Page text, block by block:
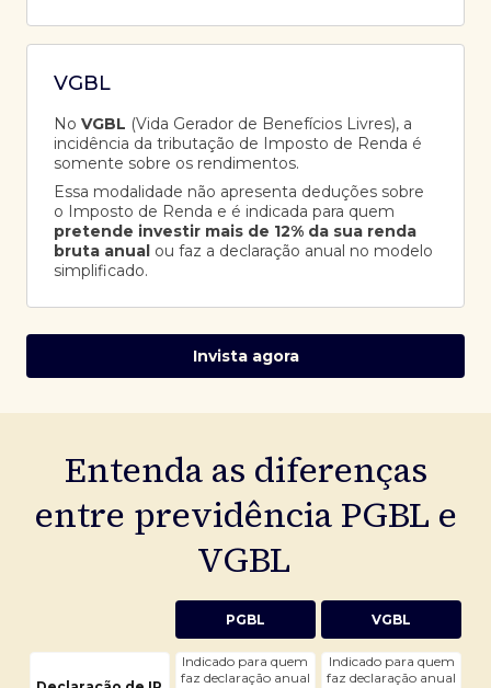
VGBL
No VGBL (Vida Gerador de Benefícios Livres), a
incidência da tributação de Imposto de Renda é
somente sobre os rendimentos.
Essa modalidade não apresenta deduções sobre
o Imposto de Renda e é indicada para quem
pretende investir mais de 12% da sua renda
bruta anual ou faz a declaração anual no modelo
simplificado.
Invista agora
Entenda as diferenças
entre previdência PGBL e
VGBL
PGBL VGBL
Indicado para quem
faz declaração anual
Indicado para quem
faz declaração anual